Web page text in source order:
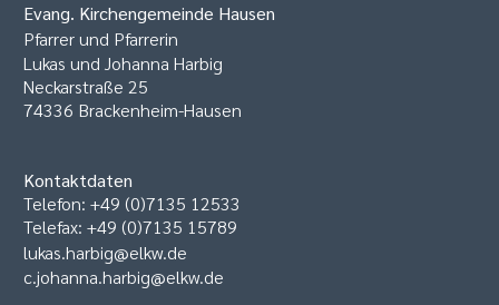
Evang. Kirchengemeinde Hausen
Pfarrer und Pfarrerin
Lukas und Johanna Harbig
Neckarstraße 25
74336 Brackenheim-Hausen
Kontaktdaten
Telefon: +49 (0)7135 12533
Telefax: +49 (0)7135 15789
lukas.harbig@elkw.de
c.johanna.harbig@elkw.de